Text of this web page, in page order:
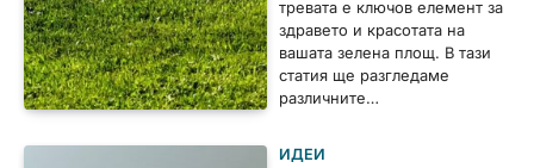
тревата е ключов елемент за
здравето и красотата на
вашата зелена площ. В тази
статия ще разгледаме
различните…
ИДЕИ